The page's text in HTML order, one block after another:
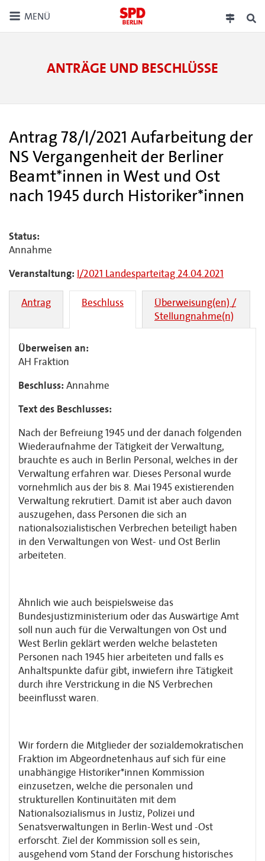
MENÜ
ANTRÄGE UND BESCHLÜSSE
Antrag 78/I/2021 Aufarbeitung der
NS Vergangenheit der Berliner
Beamt*innen in West und Ost
nach 1945 durch Historiker*innen
Status:
Annahme
Veranstaltung: I/2021 Landesparteitag 24.04.2021
Antrag Beschluss
Überweisung(en) /
Stellungnahme(n)
Überweisen an:
AH Fraktion
Beschluss: Annahme
Text des Beschlusses:
Nach der Befreiung 1945 und der danach folgenden
Wiederaufnahme der Tätigkeit der Verwaltung,
brauchte es auch in Berlin Personal, welches in der
Verwaltung erfahren war. Dieses Personal wurde
vornehmlich aus der bis 8. Mai 1945 existierenden
Verwaltung rekrutiert. Damit ist aber auch davon
auszugehen, dass Personen die sich an
nationalsozialistischen Verbrechen beteiligt haben
in den Verwaltungen von West- und Ost Berlin
arbeiteten.
Ähnlich wie auch beispielsweise das
Bundesjustizministerium oder das Auswärtige Amt
soll nun auch für die Verwaltungen von Ost und
West Berlin geklärt werden welche belasteten
Personen nach 1945 hier arbeiteten und falls es
Anhaltspunkte dafür gibt, inwiefern ihre Tätigkeit
durch ihre Verstrickung in die NS Verbrechen
beeinflusst waren.
Wir fordern die Mitglieder der sozialdemokratischen
Fraktion im Abgeordnetenhaus auf sich für eine
unabhängige Historiker*innen Kommission
einzusetzen, welche die personalen und
strukturellen Kontinuitäten mit dem
Nationalsozialismus in Justiz, Polizei und
Senatsverwaltungen in Berlin-West und -Ost
erforscht. Ziel der Kommission soll es sein,
ausgehend vom Stand der Forschung historisches